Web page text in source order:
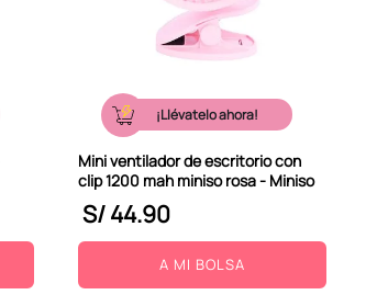
¡Llévatelo ahora!
Mini ventilador de escritorio con
clip 1200 mah miniso rosa - Miniso
S/44.90
A MI BOLSA